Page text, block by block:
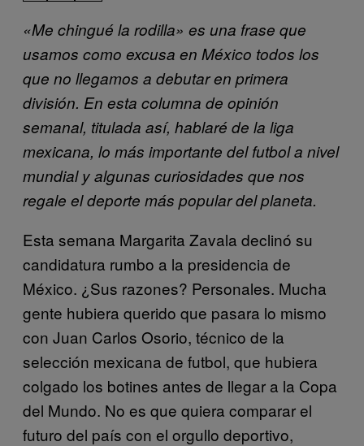
«Me chingué la rodilla» es una frase que
usamos como excusa en México todos los
que no llegamos a debutar en primera
división. En esta columna de opinión
semanal, titulada así, hablaré de la liga
mexicana, lo más importante del futbol a nivel
mundial y algunas curiosidades que nos
regale el deporte más popular del planeta.
Esta semana Margarita Zavala declinó su
candidatura rumbo a la presidencia de
México. ¿Sus razones? Personales. Mucha
gente hubiera querido que pasara lo mismo
con Juan Carlos Osorio, técnico de la
selección mexicana de futbol, que hubiera
colgado los botines antes de llegar a la Copa
del Mundo. No es que quiera comparar el
futuro del país con el orgullo deportivo,